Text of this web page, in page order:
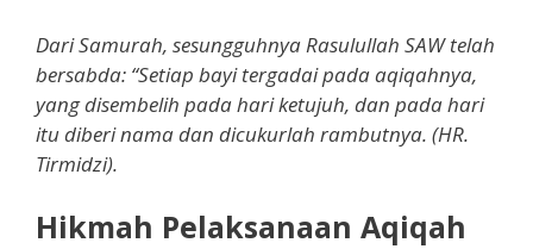
Dari Samurah, sesungguhnya Rasulullah SAW telah
bersabda: “Setiap bayi tergadai pada aqiqahnya,
yang disembelih pada hari ketujuh, dan pada hari
itu diberi nama dan dicukurlah rambutnya. (HR.
Tirmidzi).
Hikmah Pelaksanaan Aqiqah